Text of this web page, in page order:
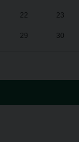
22 23
29 30